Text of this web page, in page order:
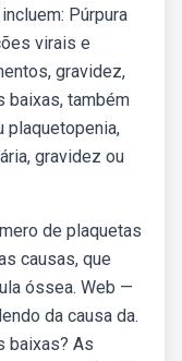
Púrpura
virais e
gravidez,
baixas, também
plaquetopenia,
gravidez ou
de plaquetas
causas, que
óssea. Web —
da causa da.
baixas? As